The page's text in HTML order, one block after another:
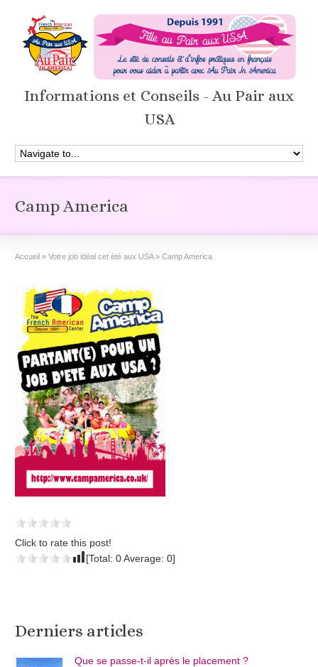
Informations et Conseils - Au Pair aux
USA
Camp America
Accueil » Votre job idéal cet été aux USA » Camp America
Click to rate this post!
[Total:0Average:0]
Derniers articles
Que se passe-t-il après le placement ?